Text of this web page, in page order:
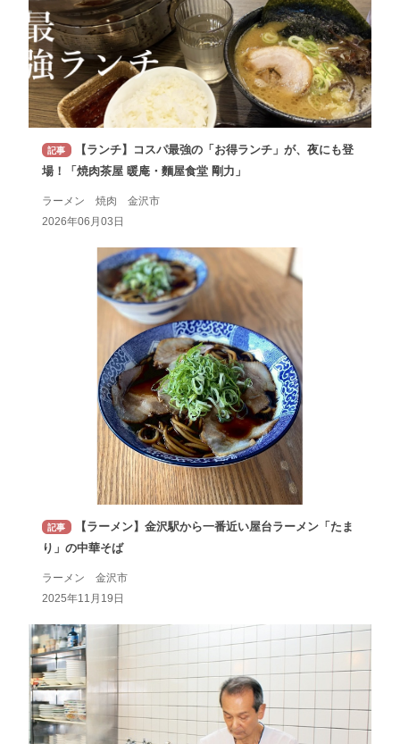
記事
【ランチ】コスパ最強の「お得ランチ」が、夜にも登
場！「焼肉茶屋 暖庵・麵屋食堂 剛力」
ラーメン 焼肉 金沢市
2026年06月03日
記事
【ラーメン】金沢駅から一番近い屋台ラーメン「たま
り」の中華そば
ラーメン 金沢市
2025年11月19日